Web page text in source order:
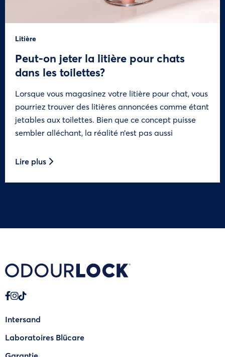
Litière
Peut-on jeter la litière pour chats
dans les toilettes?
Lorsque vous magasinez votre litière pour chat, vous
pourriez trouver des litières annoncées comme étant
jetables aux toilettes. Bien que ce concept puisse
sembler alléchant, la réalité n’est pas aussi
Lire plus
Intersand
Laboratoires Blücare